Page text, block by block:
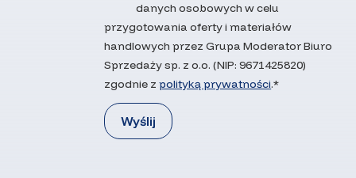
danych osobowych w celu
przygotowania oferty i materiałów
handlowych przez Grupa Moderator Biuro
Sprzedaży sp. z o.o. (NIP: 9671425820)
zgodnie zpolityką prywatności.*